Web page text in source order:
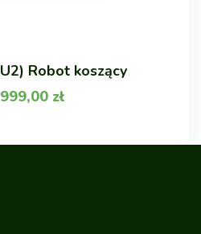
Robot koszący
zł